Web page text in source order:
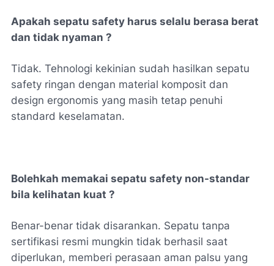
Apakah sepatu safety harus selalu berasa berat
dan tidak nyaman ?
Tidak. Tehnologi kekinian sudah hasilkan sepatu
safety ringan dengan material komposit dan
design ergonomis yang masih tetap penuhi
standard keselamatan.
Bolehkah memakai sepatu safety non-standar
bila kelihatan kuat ?
Benar-benar tidak disarankan. Sepatu tanpa
sertifikasi resmi mungkin tidak berhasil saat
diperlukan, memberi perasaan aman palsu yang